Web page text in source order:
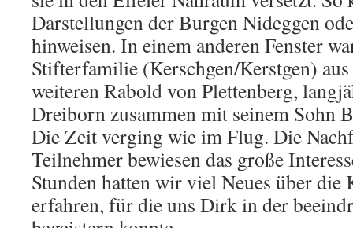
Darstellungen der Burgen Nideggen
hinweisen. In einem anderen Fenster
Stifterfamilie (Kerschgen/Kerstgen)
weiteren Rabold von Plettenberg,
Dreiborn zusammen mit seinem Sohn
Die Zeit verging wie im Flug. Die
Teilnehmer bewiesen das große
Stunden hatten wir viel Neues über die
erfahren, für die uns Dirk in der